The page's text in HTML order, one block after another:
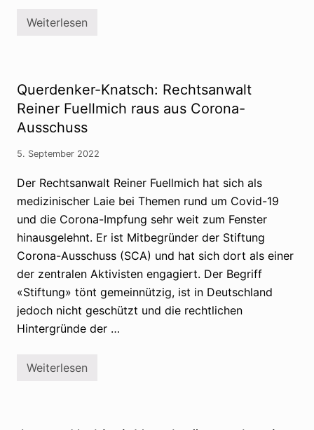
r
g
e
V
e
r
c
h
ö
r
u
n
g
s
l
ä
b
i
g
e
W
n
I
m
p
f
e
g
e
r
,
d
s
d
e
K
r
e
m
i
e
Weiterlesen
Querdenker-Knatsch: Rechtsanwalt
Reiner Fuellmich raus aus Corona-
Ausschuss
5. September 2022
Der Rechtsanwalt Reiner Fuellmich hat sich als
medizinischer Laie bei Themen rund um Covid-19
und die Corona-Impfung sehr weit zum Fenster
hinausgelehnt. Er ist Mitbegründer der Stiftung
Corona-Ausschuss (SCA) und hat sich dort als einer
der zentralen Aktivisten engagiert. Der Begriff
«Stiftung» tönt gemeinnützig, ist in Deutschland
jedoch nicht geschützt und die rechtlichen
Hintergründe der …
Q
Weiterlesen